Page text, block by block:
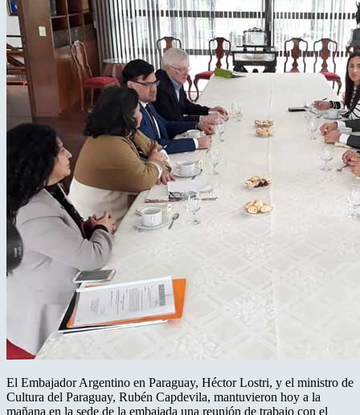
El Embajador Argentino en Paraguay, Héctor Lostri, y el ministro de
Cultura del Paraguay, Rubén Capdevila, mantuvieron hoy a la
mañana en la sede de la embajada una reunión de trabajo con el